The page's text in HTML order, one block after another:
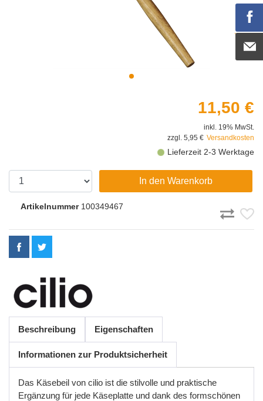
11,50 €
inkl. 19% MwSt.
zzgl. 5,95 € Versandkosten
Lieferzeit 2-3 Werktage
In den Warenkorb
Artikelnummer100349467
Beschreibung Eigenschaften
Informationen zur Produktsicherheit
Das Käsebeil von cilio ist die stilvolle und praktische
Ergänzung für jede Käseplatte und dank des formschönen